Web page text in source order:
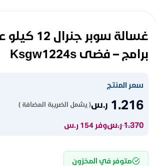
برامج – فضى Ksgw1224s
سعر المنتج
1.216 ر.س( يشمل الضريبة المضافة )
1.370ر.سوفر 154 ر.س
متوفر في المخزون